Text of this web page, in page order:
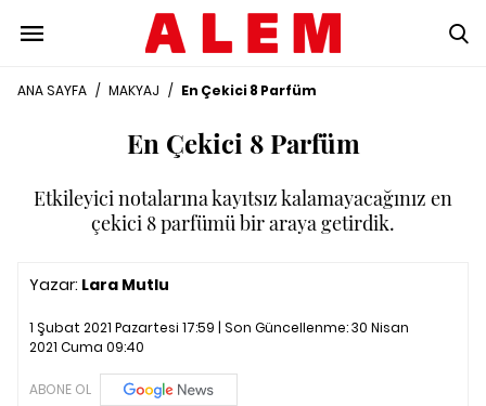
ANA SAYFA / MAKYAJ / En Çekici 8 Parfüm
En Çekici 8 Parfüm
Etkileyici notalarına kayıtsız kalamayacağınız en
çekici 8 parfümü bir araya getirdik.
Yazar: Lara Mutlu
1 Şubat 2021 Pazartesi 17:59 | Son Güncellenme:30 Nisan
2021 Cuma 09:40
ABONE OL